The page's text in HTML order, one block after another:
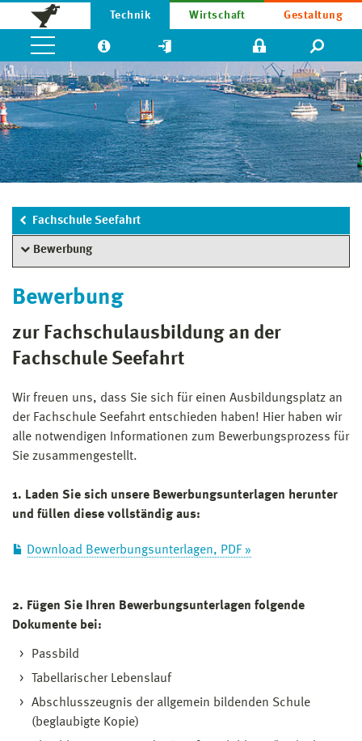
Technik Wirtschaft Gestaltung
Fachschule Seefahrt
Bewerbung
Bewerbung
zur Fachschulausbildung an der
Fachschule Seefahrt
Wir freuen uns, dass Sie sich für einen Ausbildungsplatz an
der Fachschule See­fahrt entschieden haben! Hier haben wir
alle notwendigen Informationen zum Bewerbungsprozess für
Sie zusammengestellt.
1. Laden Sie sich unsere Bewerbungsunterlagen herunter
und füllen diese vollständig aus:
Download Bewerbungsunterlagen, PDF »
2. Fügen Sie Ihren Bewerbungsunterlagen folgende
Dokumente bei:
Passbild
Tabellarischer Lebenslauf
Abschlusszeugnis der allgemein bildenden Schule
(beglaubigte Kopie)